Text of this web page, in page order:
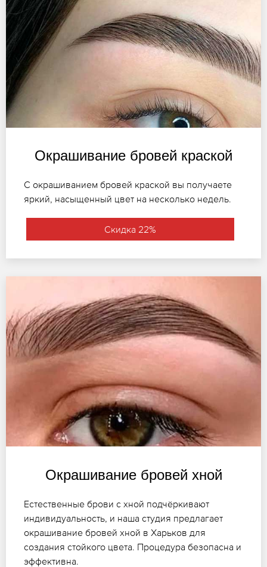
Окрашивание бровей краской
С окрашиванием бровей краской вы получаете
яркий, насыщенный цвет на несколько недель.
Скидка 22%
Окрашивание бровей хной
Естественные брови с хной подчёркивают
индивидуальность, и наша студия предлагает
окрашивание бровей хной в Харьков для
создания стойкого цвета. Процедура безопасна и
эффективна.